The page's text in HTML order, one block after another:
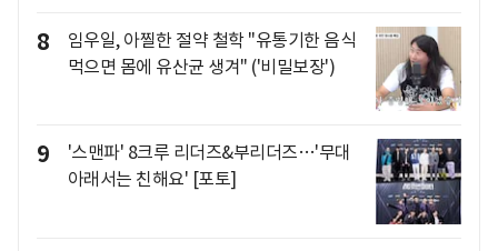
8
임우일, 아찔한 절약 철학 "유통기한 음식
먹으면 몸에 유산균 생겨" ('비밀보장')
9
'스맨파' 8크루 리더즈&부리더즈…'무대
아래서는 친해요' [포토]